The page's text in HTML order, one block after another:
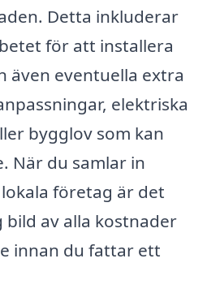
Detta inkluderar
för att installera
även eventuella extra
elektriska
bygglov som kan
När du samlar in
företag är det
av alla kostnader
innan du fattar ett